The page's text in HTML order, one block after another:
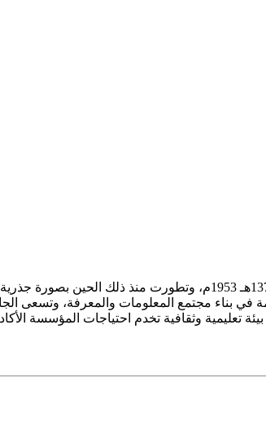
في بناء مجتمع المعلومات والمعرفة، وتسعى
تعليمية وثقافية تخدم احتياجات المؤسسة